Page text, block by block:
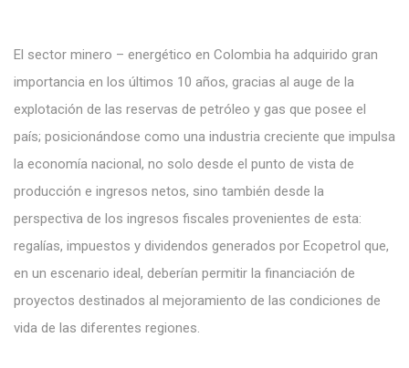
El sector minero – energético en Colombia ha adquirido gran
importancia en los últimos 10 años, gracias al auge de la
explotación de las reservas de petróleo y gas que posee el
país; posicionándose como una industria creciente que impulsa
la economía nacional, no solo desde el punto de vista de
producción e ingresos netos, sino también desde la
perspectiva de los ingresos fiscales provenientes de esta:
regalías, impuestos y dividendos generados por Ecopetrol que,
en un escenario ideal, deberían permitir la financiación de
proyectos destinados al mejoramiento de las condiciones de
vida de las diferentes regiones.